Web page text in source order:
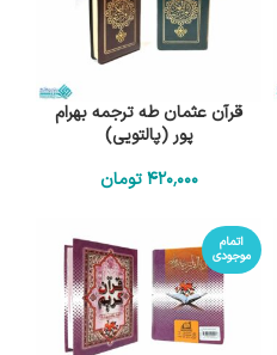
قرآن عثمان طه ترجمه بهرام
پور (پالتویی)
420٬000 تومان
اتمام
موجودی